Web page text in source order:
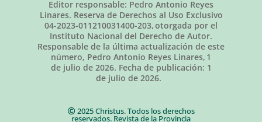
Editor responsable: Pedro Antonio Reyes
Linares. Reserva de Derechos al Uso Exclusivo
04-2023-011210031400-203, otorgada por el
Instituto Nacional del Derecho de Autor.
Responsable de la última actualización de este
número, Pedro Antonio Reyes Linares, 1
de julio de 2026. Fecha de publicación: 1
de julio de 2026.
2025 Christus. Todos los derechos
reservados. Revista de la Provincia